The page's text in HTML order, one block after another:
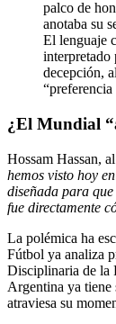
palco de
anotaba su
El lenguaje
interpretado
decepción,
¿El Mundial
Hossam Hassan,
hemos visto hoy
diseñada para
fue directamente
La polémica ha
Fútbol ya analiza
Disciplinaria de la
Argentina ya tiene
atraviesa su